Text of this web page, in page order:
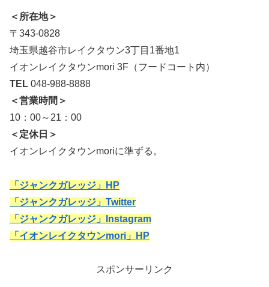
＜所在地＞
〒343-0828
埼玉県越谷市レイクタウン3丁目1番地1
イオンレイクタウンmori 3F（フードコート内）
TEL 048-988-8888
＜営業時間＞
10：00～21：00
＜定休日＞
イオンレイクタウンmoriに準ずる。
「ジャンクガレッジ」HP
「ジャンクガレッジ」Twitter
「ジャンクガレッジ」Instagram
「イオンレイクタウンmori」HP
スポンサーリンク